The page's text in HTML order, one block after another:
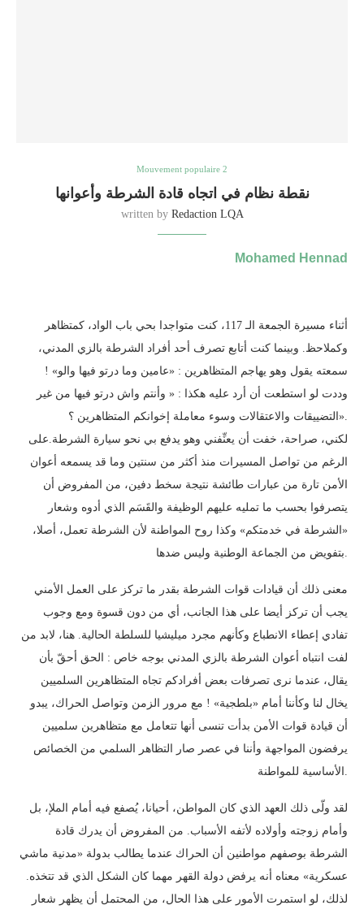
Mouvement populaire 2
نقطة نظام في اتجاه قادة الشرطة وأعوانها
written by Redaction LQA
Mohamed Hennad
وكملاحظ. وبينما كنت أتابع تصرف أحد أفراد الشرطة بالزي المدني،
سمعته يقول وهو يهاجم المتظاهرين : «عامين وما درتو فيها والو» !
وددت لو استطعت أن أرد عليه هكذا : « وأنتم واش درتو فيها من غير
التضييقات والاعتقالات وسوء معاملة إخوانكم المتظاهرين ؟».
لكني، صراحة، خفت أن يعنِّفني وهو يدفع بي نحو سيارة الشرطة.على
الرغم من تواصل المسيرات منذ أكثر من سنتين وما قد يسمعه أعوان
الأمن تارة من عبارات طائشة نتيجة سخط دفين، من المفروض أن
يتصرفوا بحسب ما تمليه عليهم الوظيفة والقَسَم الذي أدوه وشعار
«الشرطة في خدمتكم» وكذا روح المواطنة لأن الشرطة تعمل، أصلا،
معنى ذلك أن قيادات قوات الشرطة بقدر ما تركز على العمل الأمني
يجب أن تركز أيضا على هذا الجانب، أي من دون قسوة ومع وجوب
تفادي إعطاء الانطباع وكأنهم مجرد ميليشيا للسلطة الحالية. هنا، لابد من
لفت انتباه أعوان الشرطة بالزي المدني بوجه خاص : الحق أحقّ بأن
يقال، عندما نرى تصرفات بعض أفرادكم تجاه المتظاهرين السلميين
يخال لنا وكأننا أمام «بلطجية» ! مع مرور الزمن وتواصل الحراك، يبدو
أن قيادة قوات الأمن بدأت تنسى أنها تتعامل مع متظاهرين سلميين
يرفضون المواجهة وأننا في عصر صار التظاهر السلمي من الخصائص
لقد ولّى ذلك العهد الذي كان المواطن، أحيانا، يُصفع فيه أمام الملإ، بل
وأمام زوجته وأولاده لأتفه الأسباب. من المفروض أن يدرك قادة
الشرطة بوصفهم مواطنين أن الحراك عندما يطالب بدولة «مدنية ماشي
عسكرية» معناه أنه يرفض دولة القهر مهما كان الشكل الذي قد تتخذه.
لذلك، لو استمرت الأمور على هذا الحال، من المحتمل أن يظهر شعار